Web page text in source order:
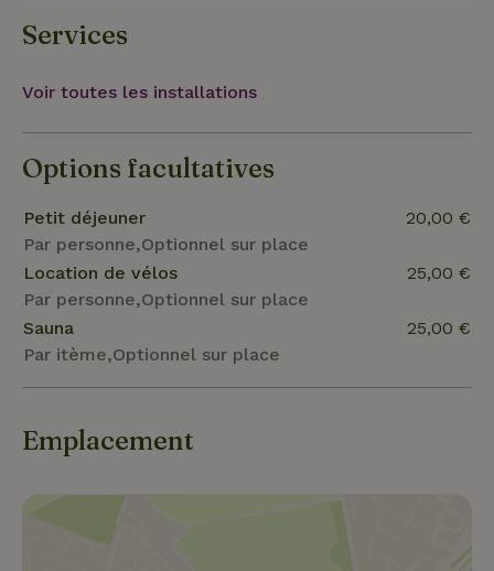
Services
Voir toutes les installations
Options facultatives
Petit déjeuner
Par personne,Optionnel sur place
20,00 €
Location de vélos
Par personne,Optionnel sur place
25,00 €
Sauna
Par itème,Optionnel sur place
25,00 €
Emplacement